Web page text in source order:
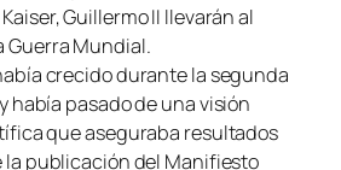
Guillermo II llevarán al
Guerra Mundial.
crecido durante la segunda
había pasado de una visión
que aseguraba resultados
la publicación del Manifiesto